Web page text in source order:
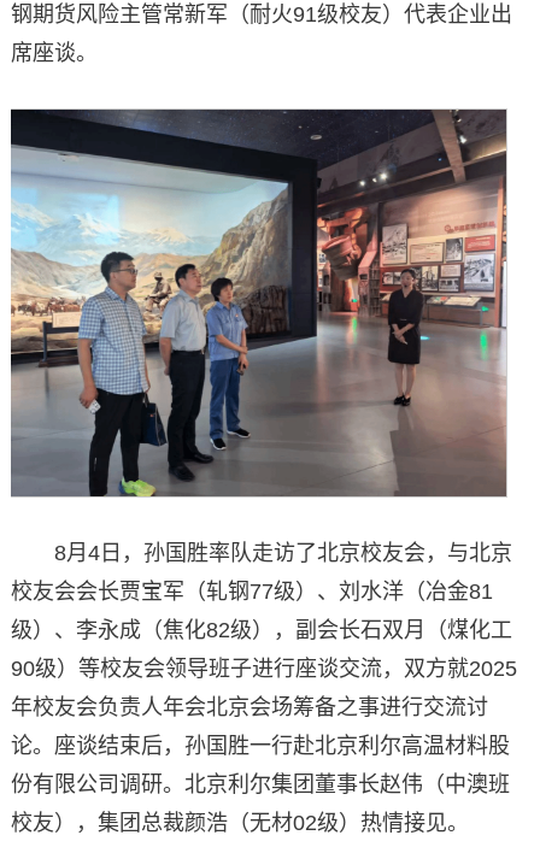
钢期货风险主管常新军（耐火91级校友）代表企业出
席座谈。
8月4日，孙国胜率队走访了北京校友会，与北京
校友会会长贾宝军（轧钢77级）、刘水洋（冶金81
级）、李永成（焦化82级），副会长石双月（煤化工
90级）等校友会领导班子进行座谈交流，双方就2025
年校友会负责人年会北京会场筹备之事进行交流讨
论。座谈结束后，孙国胜一行赴北京利尔高温材料股
份有限公司调研。北京利尔集团董事长赵伟（中澳班
校友），集团总裁颜浩（无材02级）热情接见。